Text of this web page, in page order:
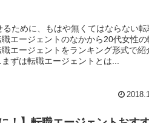
ために、もはや無くてはならない転
エージェントのなかから20代女性の
エージェントをランキング形式で紹
ずは転職エージェントとは...